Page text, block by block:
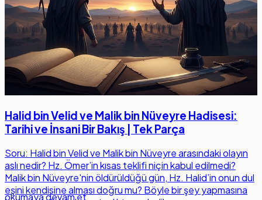
Halid bin Velid ve Malik bin Nüveyre Hadisesi:
Tarihi ve İnsani Bir Bakış | Tek Parça
Soru: Halid bin Velid ve Malik bin Nüveyre arasındaki olayın
aslı nedir? Hz. Ömer’in kısas teklifi niçin kabul edilmedi?
Malik bin Nüveyre'nin öldürüldüğü gün, Hz. Halid’in onun dul
eşini kendisine alması doğru mu? Böyle bir şey yapmasına
okumaya devam et